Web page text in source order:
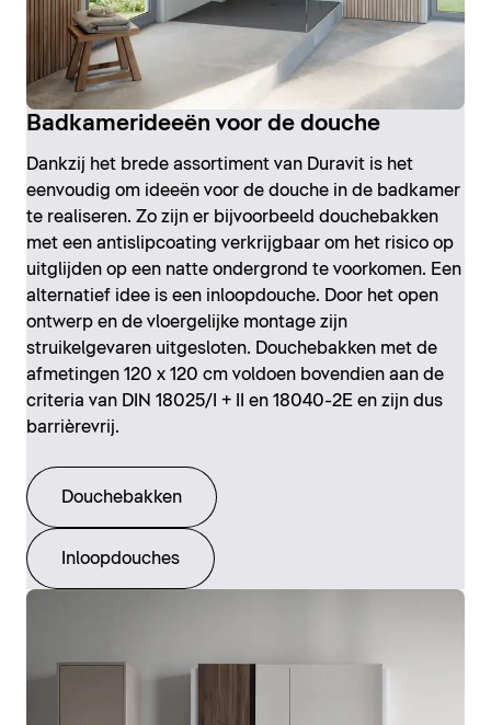
Badkamerideeën voor de douche
Dankzij het brede assortiment van Duravit is het
eenvoudig om ideeën voor de douche in de badkamer
te realiseren. Zo zijn er bijvoorbeeld douchebakken
met een antislipcoating verkrijgbaar om het risico op
uitglijden op een natte ondergrond te voorkomen. Een
alternatief idee is een inloopdouche. Door het open
ontwerp en de vloergelijke montage zijn
struikelgevaren uitgesloten. Douchebakken met de
afmetingen 120 x 120 cm voldoen bovendien aan de
criteria van DIN 18025/I + II en 18040-2E en zijn dus
barrièrevrij.
Douchebakken
Inloopdouches